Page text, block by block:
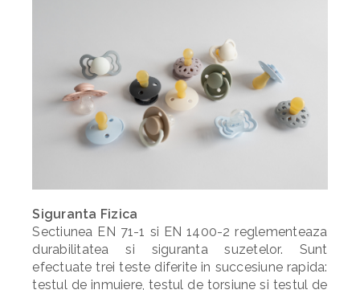
Siguranta Fizica
Sectiunea EN 71-1 si EN 1400-2 reglementeaza
durabilitatea si siguranta suzetelor. Sunt
efectuate trei teste diferite in succesiune rapida:
testul de inmuiere, testul de torsiune si testul de